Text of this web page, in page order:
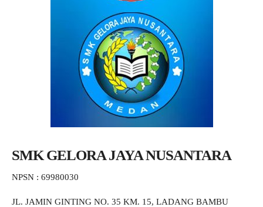
SMK GELORA JAYA NUSANTARA
NPSN : 69980030
JL. JAMIN GINTING NO. 35 KM. 15, LADANG BAMBU